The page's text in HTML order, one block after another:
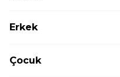
Erkek
Çocuk